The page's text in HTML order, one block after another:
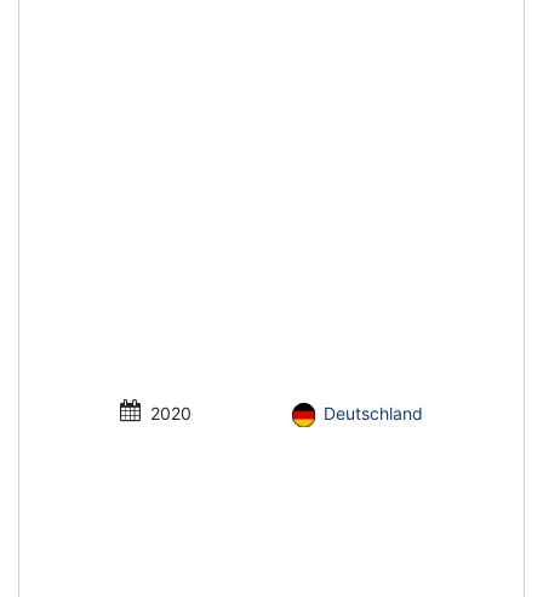
2020 Deutschland